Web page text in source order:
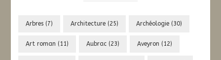
Arbres (7) Architecture (25) Archéologie (30)
Art roman (11) Aubrac (23) Aveyron (12)